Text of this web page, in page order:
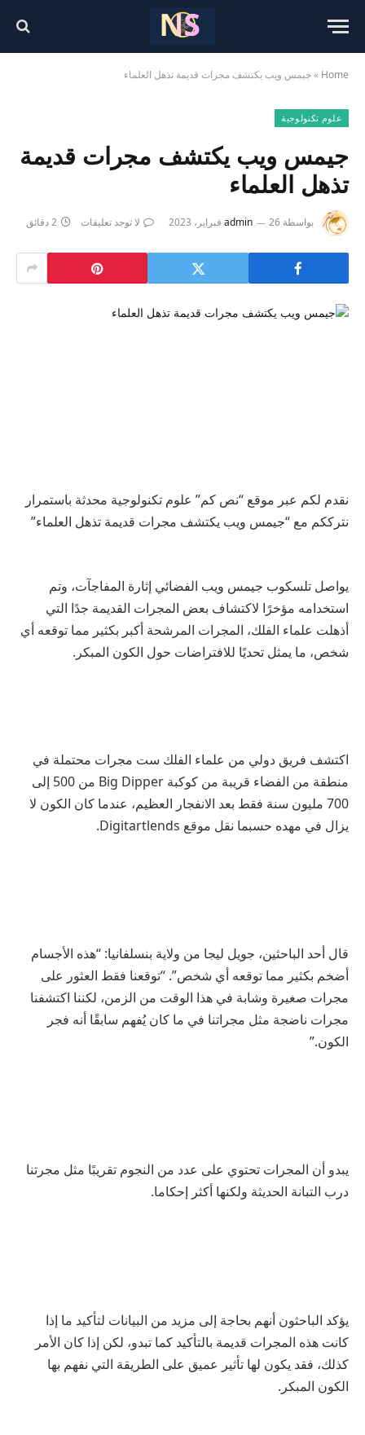
Home
»جيمس ويب يكتشف مجرات قديمة تذهل العلماء
علوم تكنولوجية
جيمس ويب يكتشف مجرات قديمة
تذهل العلماء
بواسطة admin 26 فبراير، 2023 لا توجد تعليقات 2 دقائق
نقدم لكم عبر موقع “نص كم” علوم تكنولوجية محدثة باستمرار
نترككم مع “جيمس ويب يكتشف مجرات قديمة تذهل العلماء”
يواصل تلسكوب جيمس ويب الفضائي إثارة المفاجآت، وتم
استخدامه مؤخرًا لاكتشاف بعض المجرات القديمة جدًا التي
أذهلت علماء الفلك، المجرات المرشحة أكبر بكثير مما توقعه أي
شخص، ما يمثل تحديًا للافتراضات حول الكون المبكر.
اكتشف فريق دولي من علماء الفلك ست مجرات محتملة في
منطقة من الفضاء قريبة من كوكبة Big Dipper من 500 إلى
700 مليون سنة فقط بعد الانفجار العظيم، عندما كان الكون لا
يزال في مهده حسبما نقل موقع Digitartlends.
قال أحد الباحثين، جويل ليجا من ولاية بنسلفانيا: “هذه الأجسام
أضخم بكثير مما توقعه أي شخص”. “توقعنا فقط العثور على
مجرات صغيرة وشابة في هذا الوقت من الزمن، لكننا اكتشفنا
مجرات ناضجة مثل مجراتنا في ما كان يُفهم سابقًا أنه فجر
الكون.”
يبدو أن المجرات تحتوي على عدد من النجوم تقريبًا مثل مجرتنا
درب التبانة الحديثة ولكنها أكثر إحكاما.
يؤكد الباحثون أنهم بحاجة إلى مزيد من البيانات لتأكيد ما إذا
كانت هذه المجرات قديمة بالتأكيد كما تبدو، لكن إذا كان الأمر
كذلك، فقد يكون لها تأثير عميق على الطريقة التي نفهم بها
الكون المبكر.